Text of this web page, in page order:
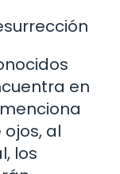
en
al
los